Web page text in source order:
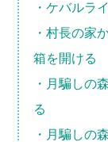
・ケバルラ
・村長の家
箱を開ける
・月騙しの
る
・月騙しの